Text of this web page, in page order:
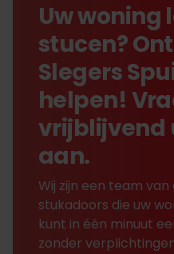
Uw woning
stucen?
Slegers
helpen!
vrijblijvend
aan.
Wij zijn een team
stukadoors die uw
kunt in één minuut
zonder